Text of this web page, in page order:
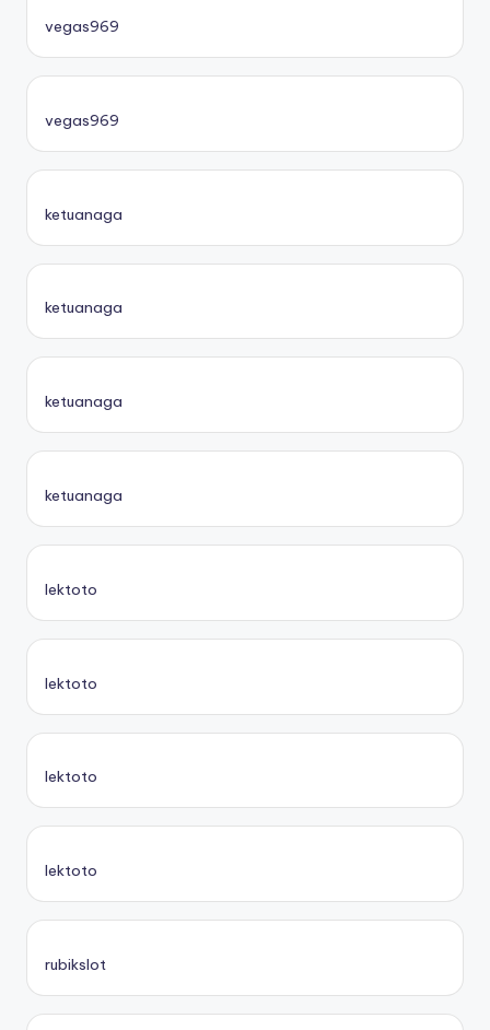
vegas969
vegas969
ketuanaga
ketuanaga
ketuanaga
ketuanaga
lektoto
lektoto
lektoto
lektoto
rubikslot